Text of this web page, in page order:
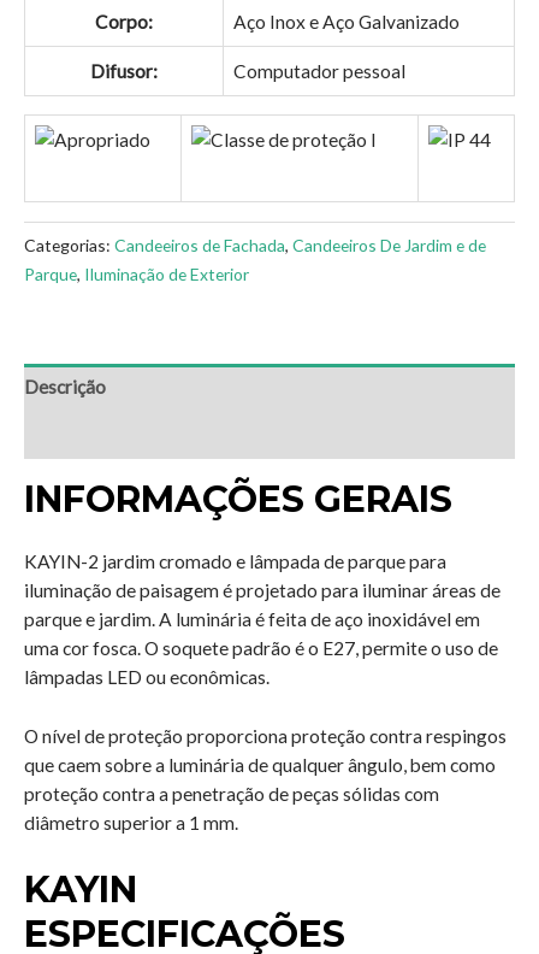
Corpo: Aço Inox e Aço Galvanizado
Difusor: Computador pessoal
Categorias: Candeeiros de Fachada, Candeeiros De Jardim e de
Parque, Iluminação de Exterior
Descrição
INFORMAÇÕES GERAIS
KAYIN-2 jardim cromado e lâmpada de parque para
iluminação de paisagem é projetado para iluminar áreas de
parque e jardim. A luminária é feita de aço inoxidável em
uma cor fosca. O soquete padrão é o E27, permite o uso de
lâmpadas LED ou econômicas.
O nível de proteção proporciona proteção contra respingos
que caem sobre a luminária de qualquer ângulo, bem como
proteção contra a penetração de peças sólidas com
diâmetro superior a 1 mm.
KAYIN
ESPECIFICAÇÕES